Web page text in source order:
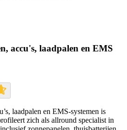
accu's, laadpalen en EMS
laadpalen en EMS-systemen is
zich als allround specialist in